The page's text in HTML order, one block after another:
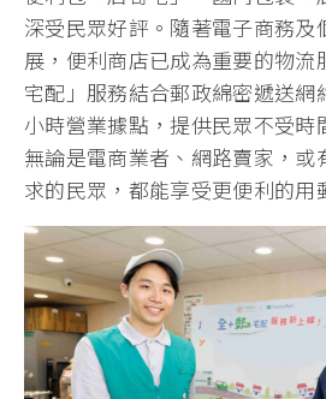
深受民眾好評。隨著電子商務及
展，便利商店已成為重要的物流
宅配」服務結合郵政綿密遞送網
小時營業據點，提供民眾不受時
無論是電商業者、網路賣家，或
求的民眾，都能享受更便利的用